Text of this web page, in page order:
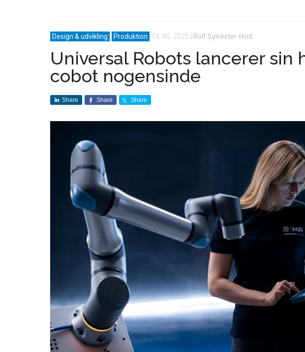
Design & udvikling Produktion 14. 05. 2025 Rolf Sylvester-Hvid
Universal Robots lancerer sin
cobot nogensinde
Share Share Share